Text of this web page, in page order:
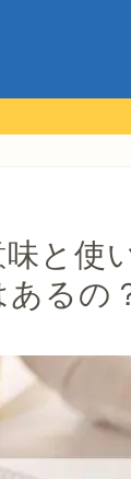
味と使
るの